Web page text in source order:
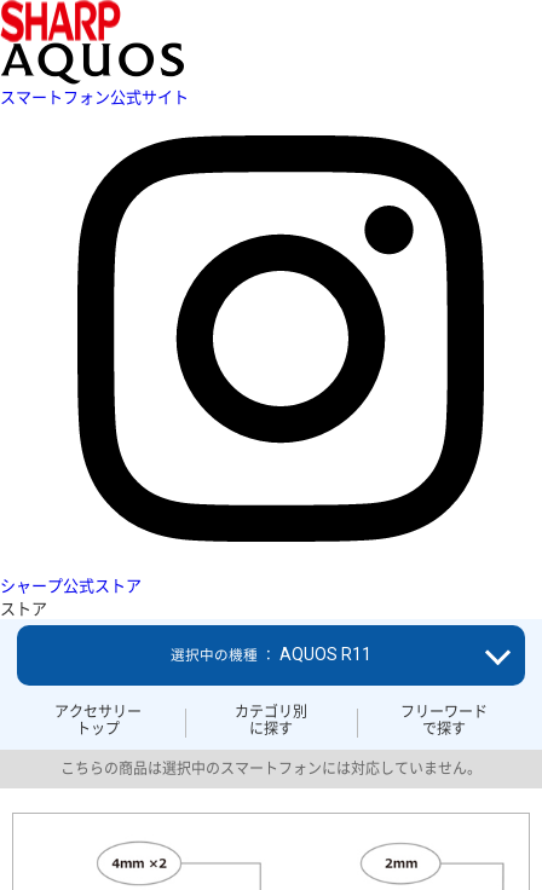
スマートフォン公式サイト
シャープ公式ストア
ストア
アクセサリー
トップ
カテゴリ別
に探す
フリーワード
で探す
選択中の機種 ： AQUOS R11
こちらの商品は選択中のスマートフォンには対応していません。